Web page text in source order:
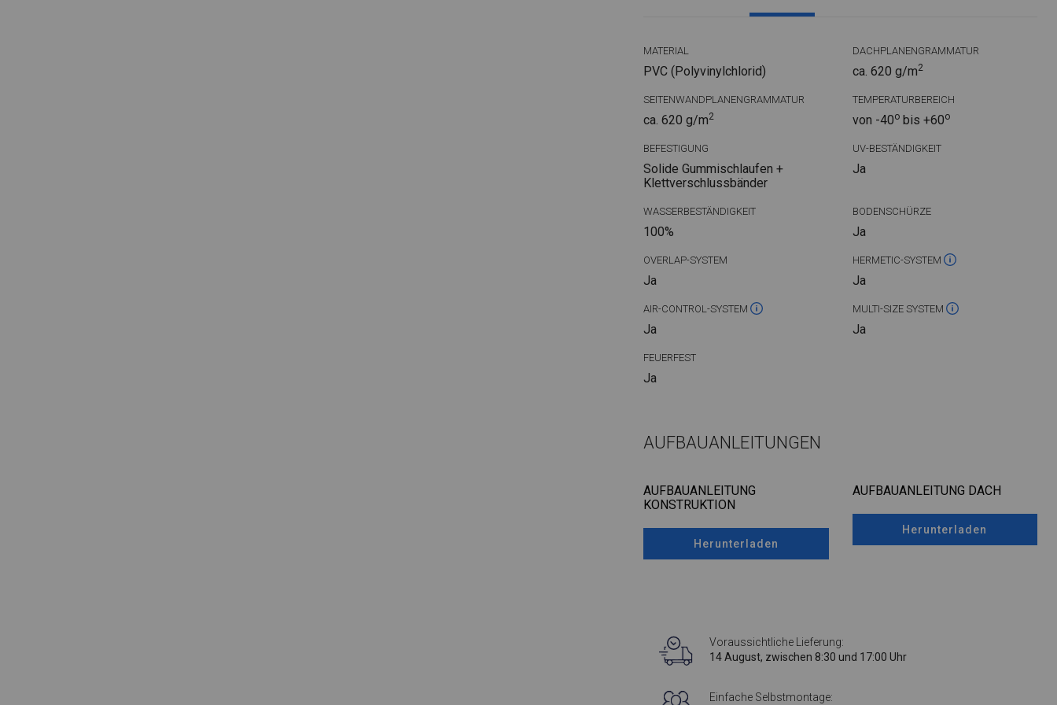
MATERIAL
PVC (Polyvinylchlorid)
DACHPLANENGRAMMATUR
ca. 620 g/m2
SEITENWANDPLANENGRAMMATUR
ca. 620 g/m2
TEMPERATURBEREICH
von -40obis +60o
BEFESTIGUNG
Solide Gummischlaufen +
Klettverschlussbänder
UV-BESTÄNDIGKEIT
Ja
WASSERBESTÄNDIGKEIT
100%
BODENSCHÜRZE
Ja
OVERLAP-SYSTEM
Ja
HERMETIC-SYSTEM
Ja
AIR-CONTROL-SYSTEM
Ja
MULTI-SIZE SYSTEM
Ja
FEUERFEST
Ja
AUFBAUANLEITUNGEN
AUFBAUANLEITUNG
KONSTRUKTION
Herunterladen
AUFBAUANLEITUNG DACH
Herunterladen
Voraussichtliche Lieferung:
14 August, zwischen 8:30 und 17:00 Uhr
Einfache Selbstmontage: